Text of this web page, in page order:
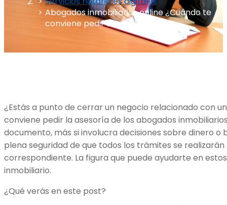
Abogados inmobiliarios online ¿Cuándo te
conviene pedir su ayuda?
¿Estás a punto de cerrar un negocio relacionado con
conviene pedir la asesoría de los abogados
documento, más si involucra decisiones sobre dinero o
plena seguridad de que todos los trámites se
correspondiente. La figura que puede ayudarte en
inmobiliario.
¿Qué verás en este post?